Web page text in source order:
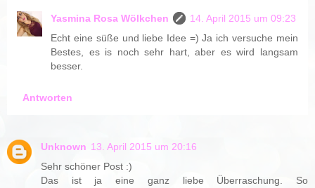
Yasmina Rosa Wölkchen
14. April 2015 um 09:23
Echt eine süße und liebe Idee =) Ja ich versuche mein
Bestes, es is noch sehr hart, aber es wird langsam
besser.
Antworten
Unknown 13. April 2015 um 20:16
Sehr schöner Post :)
Das ist ja eine ganz liebe Überraschung. So